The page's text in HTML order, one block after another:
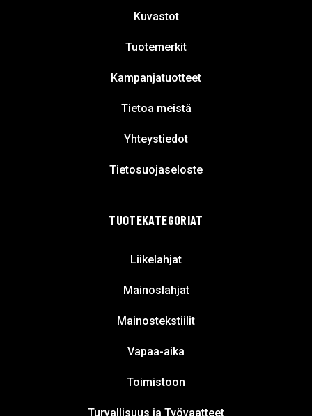
Kuvastot
Tuotemerkit
Kampanjatuotteet
Tietoa meistä
Yhteystiedot
Tietosuojaseloste
TUOTEKATEGORIAT
Liikelahjat
Mainoslahjat
Mainostekstiilit
Vapaa-aika
Toimistoon
Turvallisuus ja Työvaatteet